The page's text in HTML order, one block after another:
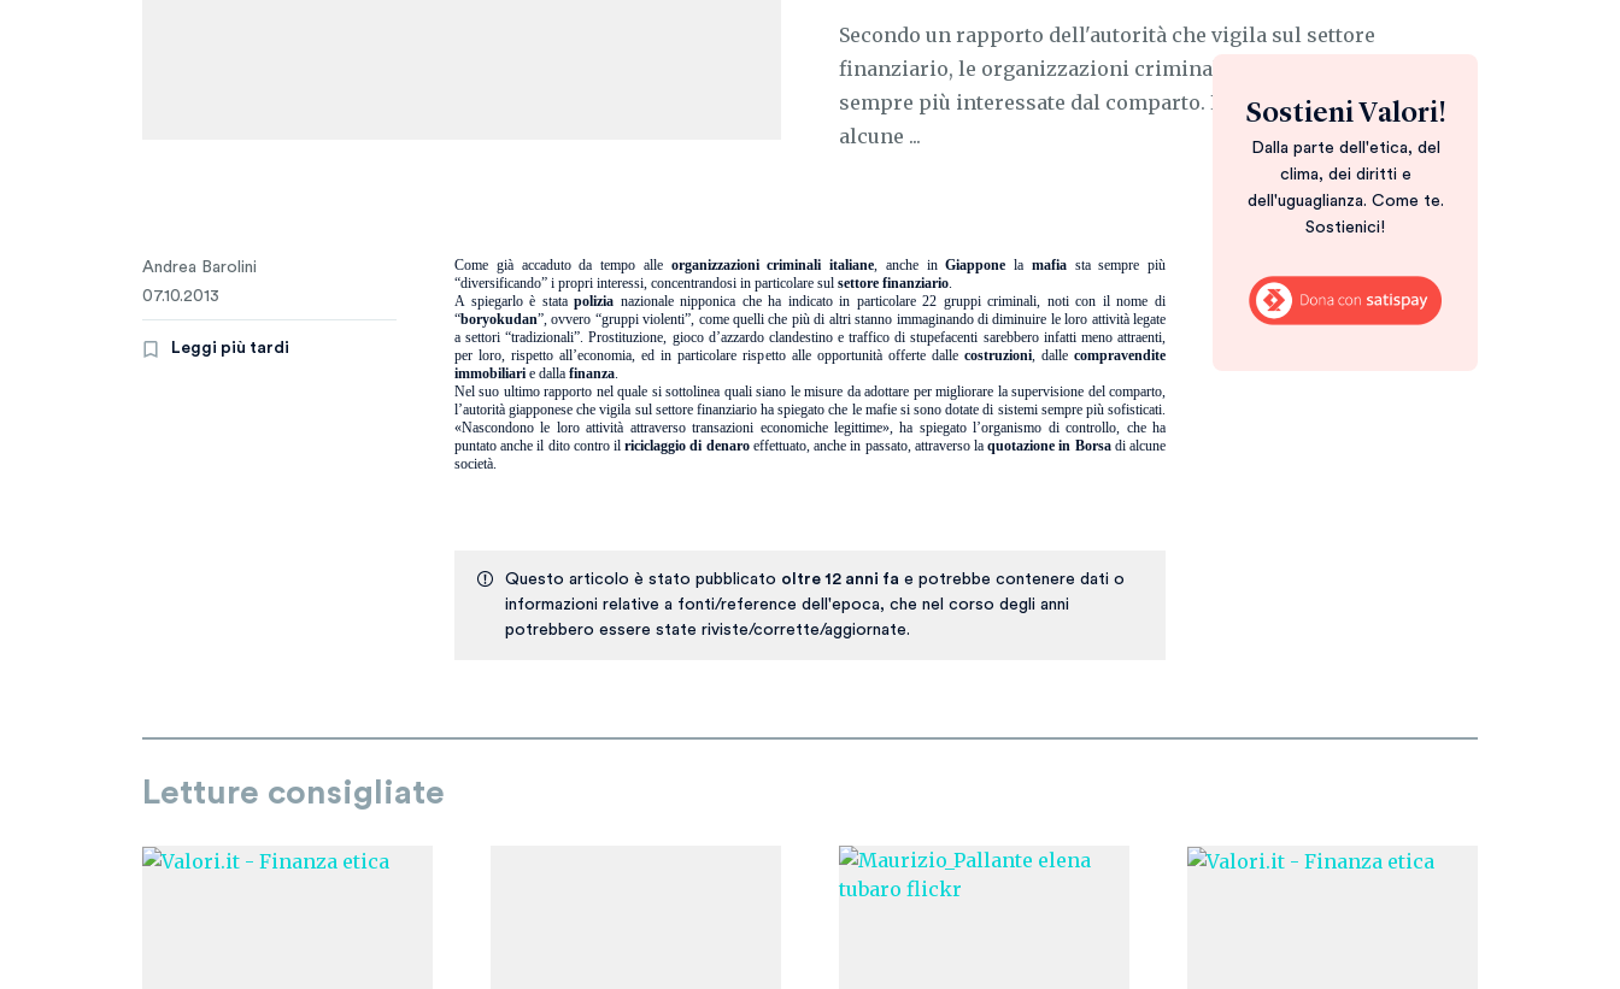
Secondo un rapporto dell'autorità che vigila sul settore
finanziario, le organizzazioni criminali nipponiche sono
sempre più interessate dal comparto. E hanno già approfittato di
alcune ...
Andrea Barolini
07.10.2013
Leggi più tardi
Come già accaduto da tempo alle organizzazioni criminali italiane, anche inGiappone la mafiasta sempre più
“diversificando” i propri interessi, concentrandosi in particolare sul settore finanziario.
A spiegarlo è statapolizia nazionale nipponica che ha indicato in particolare 22 gruppi criminali, noti con il nome di
“boryokudan”, ovvero “gruppi violenti”, come quelli che più di altri stanno immaginando di diminuire le loro attività legate
a settori “tradizionali”. Prostituzione, gioco d’azzardo clandestino e traffico di stupefacenti sarebbero infatti meno attraenti,
per loro, rispetto all’economia, ed in particolare rispetto alle opportunità offerte dalle costruzioni, dallecompravendite
immobiliari e dalla finanza.
Nel suo ultimo rapporto nel quale si sottolinea quali siano le misure da adottare per migliorare la supervisione del comparto,
l’autorità giapponese che vigila sul settore finanziario ha spiegato che le mafie si sono dotate di sistemi sempre più sofisticati.
«Nascondono le loro attività attraverso transazioni economiche legittime», ha spiegato l’organismo di controllo, che ha
puntato anche il dito contro ilriciclaggio di denaroeffettuato, anche in passato, attraverso laquotazione in Borsa di alcune
società.
Questo articolo è stato pubblicato oltre 12 anni fa e potrebbe contenere dati o
informazioni relative a fonti/reference dell'epoca, che nel corso degli anni
potrebbero essere state riviste/corrette/aggiornate.
Sostieni Valori!
Dalla parte dell'etica, del
clima, dei diritti e
dell'uguaglianza. Come te.
Sostienici!
Letture consigliate